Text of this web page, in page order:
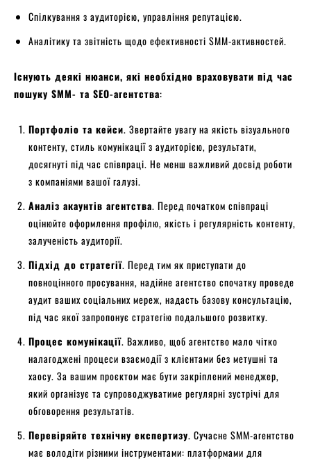
Спілкування з аудиторією, управління репутацією.
Аналітику та звітність щодо ефективності SMM-активностей.
Існують деякі нюанси, які необхідно враховувати під час
пошуку SMM- та SEO-агентства:
Портфоліо та кейси. Звертайте увагу на якість візуального
контенту, стиль комунікації з аудиторією, результати,
досягнуті під час співпраці. Не менш важливий досвід роботи
з компаніями вашої галузі.
Аналіз акаунтів агентства. Перед початком співпраці
оцінюйте оформлення профілю, якість і регулярність контенту,
залученість аудиторії.
Підхід до стратегії. Перед тим як приступати до
повноцінного просування, надійне агентство спочатку проведе
аудит ваших соціальних мереж, надасть базову консультацію,
під час якої запропонує стратегію подальшого розвитку.
Процес комунікації. Важливо, щоб агентство мало чітко
налагоджені процеси взаємодії з клієнтами без метушні та
хаосу. За вашим проєктом має бути закріплений менеджер,
який організує та супроводжуватиме регулярні зустрічі для
обговорення результатів.
Перевіряйте технічну експертизу. Сучасне SMM-агентство
має володіти різними інструментами: платформами для